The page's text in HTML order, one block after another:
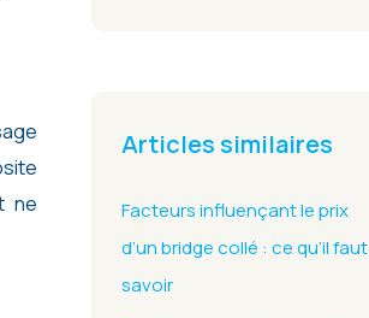
ne
Articles similaires
Facteurs influençant le prix
d’un bridge collé : ce qu’il faut
savoir